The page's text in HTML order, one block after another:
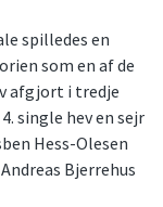
spilledes en
som en af de
afgjort i tredje
single hev en sejr
Hess-Olesen
Bjerrehus